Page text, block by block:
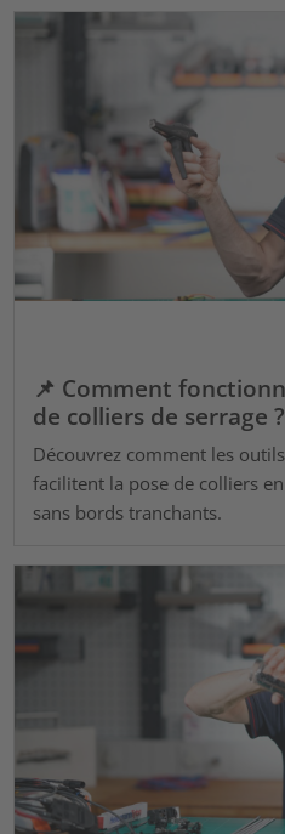
📌 Comment
de colliers de serrage ?
Découvrez comment les
facilitent la pose de colliers
sans bords tranchants.